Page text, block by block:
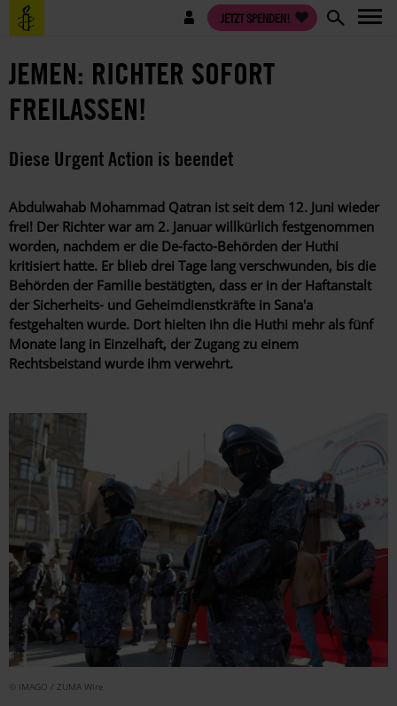
Direkt
zum
Benutzermenü JETZT SPENDEN!
JEMEN: RICHTER SOFORT
FREILASSEN!
Diese Urgent Action is beendet
Abdulwahab Mohammad Qatran ist seit dem 12. Juni wieder
frei! Der Richter war am 2. Januar willkürlich festgenommen
worden, nachdem er die De-facto-Behörden der Huthi
kritisiert hatte. Er blieb drei Tage lang verschwunden, bis die
Behörden der Familie bestätigten, dass er in der Haftanstalt
der Sicherheits- und Geheimdienstkräfte in Sana'a
festgehalten wurde. Dort hielten ihn die Huthi mehr als fünf
Monate lang in Einzelhaft, der Zugang zu einem
Rechtsbeistand wurde ihm verwehrt.
© IMAGO / ZUMA Wire